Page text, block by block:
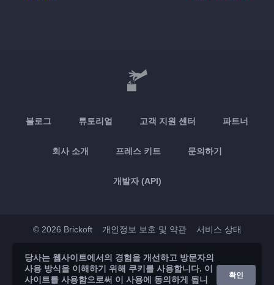
블로그 튜토리얼 고객 지원 센터 파트너
회사 소개 프레스 키트 문의하기
개발자 (API)
© 2026 Brickoft 개인정보 보호 및 약관 서비스 상태
App Store Google Play
당사는 웹사이트에서의 경험을 개선하고 방문자의
사용 방식을 이해하기 위해 쿠키를 사용합니다. 이
사이트를 사용함으로써 이 사용에 동의하게 됩니
확인